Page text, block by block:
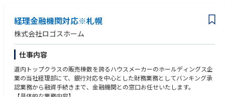
経理金融機関対応※札幌
株式会社ロゴスホーム
仕事内容
道内トップクラスの販売棟数を誇るハウスメーカーのホールディングス企
業の当社経理部にて、銀行対応を中心とした財務業務としてバンキング承
認業務から融資手続きまで、金融機関との窓口お任せいたします。